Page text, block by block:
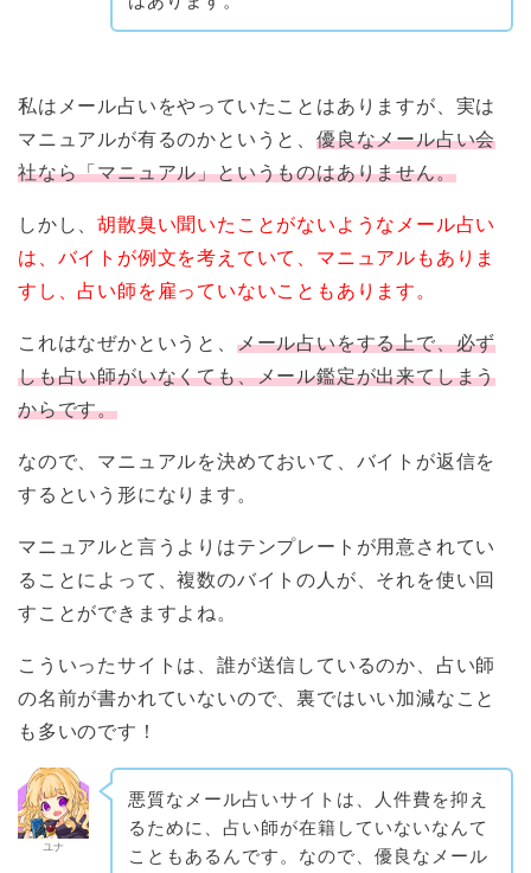
私はメール占いをやっていたことはありますが、実は
マニュアルが有るのかというと、優良なメール占い会
社なら「マニュアル」というものはありません。
しかし、胡散臭い聞いたことがないようなメール占い
は、バイトが例文を考えていて、マニュアルもありま
すし、占い師を雇っていないこともあります。
これはなぜかというと、 メール占いをする上で、必ず
しも占い師がいなくても、メール鑑定が出来てしまう
からです。
なので、マニュアルを決めておいて、バイトが返信を
するという形になります。
マニュアルと言うよりはテンプレートが用意されてい
ることによって、複数のバイトの人が、それを使い回
すことができますよね。
こういったサイトは、誰が送信しているのか、占い師
の名前が書かれていないので、裏ではいい加減なこと
も多いのです！
ユナ
悪質なメール占いサイトは、人件費を抑え
るために、占い師が在籍していないなんて
こともあるんです。なので、優良なメール